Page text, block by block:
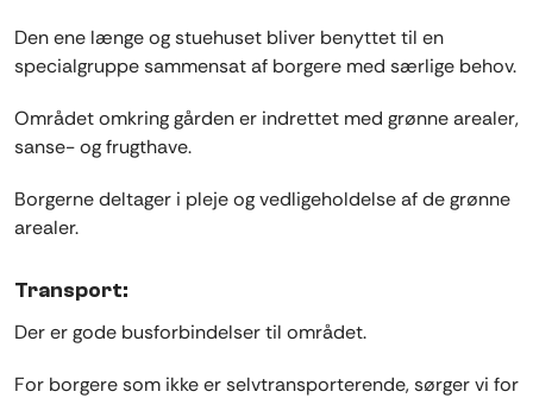
Den ene længe og stuehuset bliver benyttet til en
specialgruppe sammensat af borgere med særlige behov.
Området omkring gården er indrettet med grønne arealer,
sanse- og frugthave.
Borgerne deltager i pleje og vedligeholdelse af de grønne
arealer.
Transport:
Der er gode busforbindelser til området.
For borgere som ikke er selvtransporterende, sørger vi for